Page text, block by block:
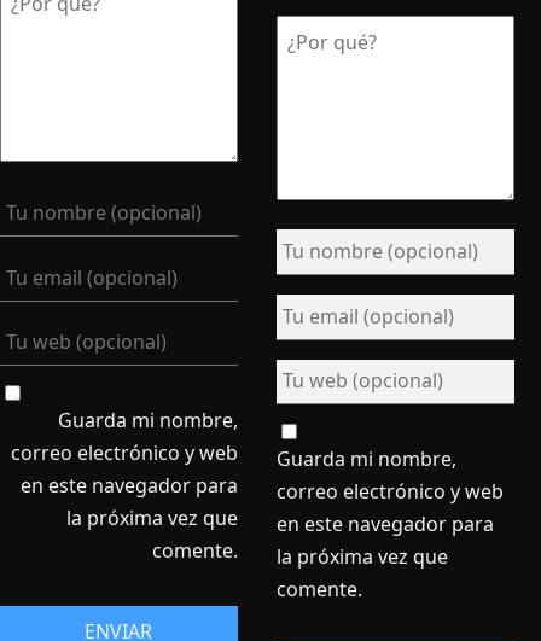
Guarda mi nombre,
correo electrónico y web
en este navegador para
la próxima vez que
comente.
Guarda mi nombre,
correo electrónico y web
en este navegador para
la próxima vez que
comente.